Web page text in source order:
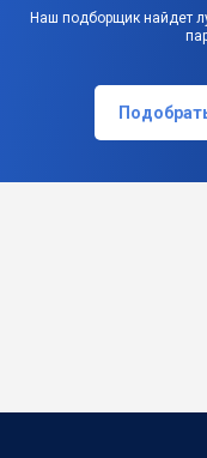
Наш подборщик найдет